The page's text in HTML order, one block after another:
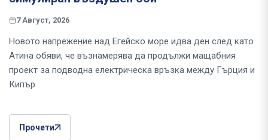
7 Август, 2026
Новото напрежение над Егейско море идва ден след като
Атина обяви, че възнамерява да продължи мащабния
проект за подводна електрическа връзка между Гърция и
Кипър
Прочети